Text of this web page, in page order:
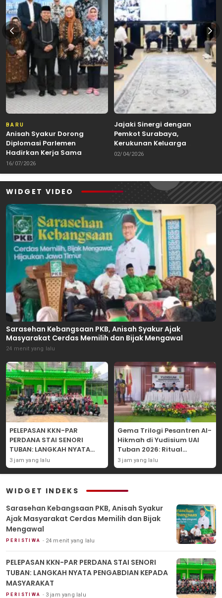
BARU
Anisah Syakur Dorong
Diplomasi Parlemen
Hadirkan Kerja Sama
Internasional yang
16/07/2026
Jajaki Sinergi dengan
Pemkot Surabaya,
Kerukunan Keluarga
Kalimantan Dorong
02/04/2026
WIDGET VIDEO
Sarasehan Kebangsaan PKB, Anisah Syakur Ajak
Masyarakat Cerdas Memilih dan Bijak Mengawal
24 menit yang lalu
PELEPASAN KKN-PAR
PERDANA STAI SENORI
TUBAN: LANGKAH NYATA
PENGABDIAN KEPADA
MASYARAKAT
3 jam yang lalu
Gema Trilogi Pesantren Al-
Hikmah di Yudisium UAI
Tuban 2026: Ritual
Pelepasan Lulusan yang
Adatif Laksana “Dhamir
3 jam yang lalu
WIDGET INDEKS
Sarasehan Kebangsaan PKB, Anisah Syakur
Ajak Masyarakat Cerdas Memilih dan Bijak
Mengawal
PERISTIWA 24 menit yang lalu
PELEPASAN KKN-PAR PERDANA STAI SENORI
TUBAN: LANGKAH NYATA PENGABDIAN KEPADA
MASYARAKAT
PERISTIWA 3 jam yang lalu